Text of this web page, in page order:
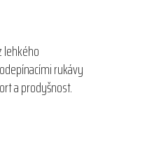
lehkého
rukávy
a prodyšnost.